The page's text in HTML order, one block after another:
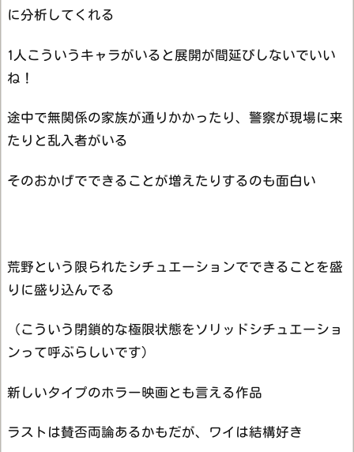
に分析してくれる
1人こういうキャラがいると展開が間延びしないでいい
ね！
途中で無関係の家族が通りかかったり、警察が現場に来
たりと乱入者がいる
そのおかげでできることが増えたりするのも面白い
荒野という限られたシチュエーションでできることを盛
りに盛り込んでる
（こういう閉鎖的な極限状態をソリッドシチュエーショ
ンって呼ぶらしいです）
新しいタイプのホラー映画とも言える作品
ラストは賛否両論あるかもだが、ワイは結構好き